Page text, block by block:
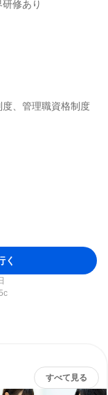
、管理職資格制度
く
すべて見る